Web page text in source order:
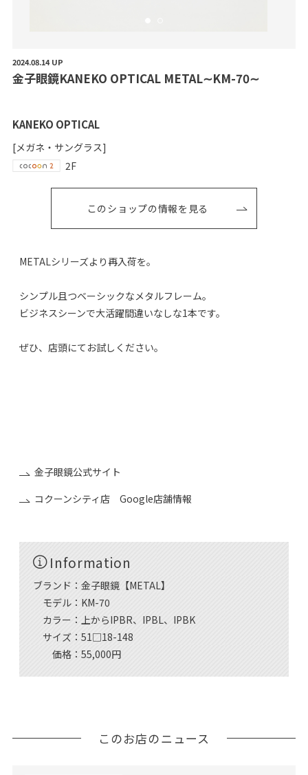
2024.08.14 UP
金子眼鏡KANEKO OPTICAL METAL∼KM-70∼
KANEKO OPTICAL
[メガネ・サングラス]
2F
このショップの情報を見る
METALシリーズより再入荷を。
シンプル且つベーシックなメタルフレーム。
ビジネスシーンで大活躍間違いなしな1本です。
ぜひ、店頭にてお試しください。
金子眼鏡公式サイト
コクーンシティ店 Google店舗情報
Information
ブランド：金子眼鏡【METAL】
モデル：KM-70
カラー：上からIPBR、IPBL、IPBK
サイズ：51□18-148
価格：55,000円
このお店のニュース